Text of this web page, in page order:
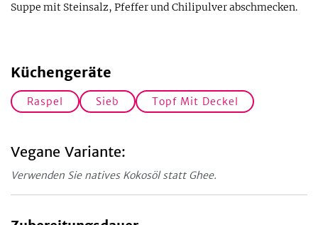
Suppe mit Steinsalz, Pfeffer und Chilipulver abschmecken.
Küchengeräte
Raspel Sieb Topf Mit Deckel
Vegane Variante:
Verwenden Sie natives Kokosöl statt Ghee.